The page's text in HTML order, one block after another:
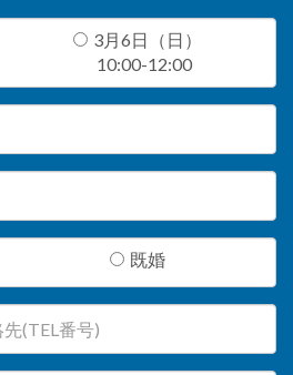
3月6日（日）
10:00-12:00
既婚